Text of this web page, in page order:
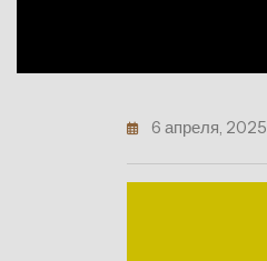
6 апреля, 2025